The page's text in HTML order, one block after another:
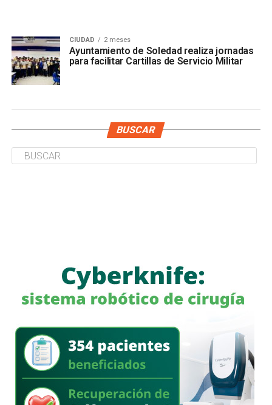
CIUDAD 2 meses
Ayuntamiento de Soledad realiza jornadas
para facilitar Cartillas de Servicio Militar
BUSCAR